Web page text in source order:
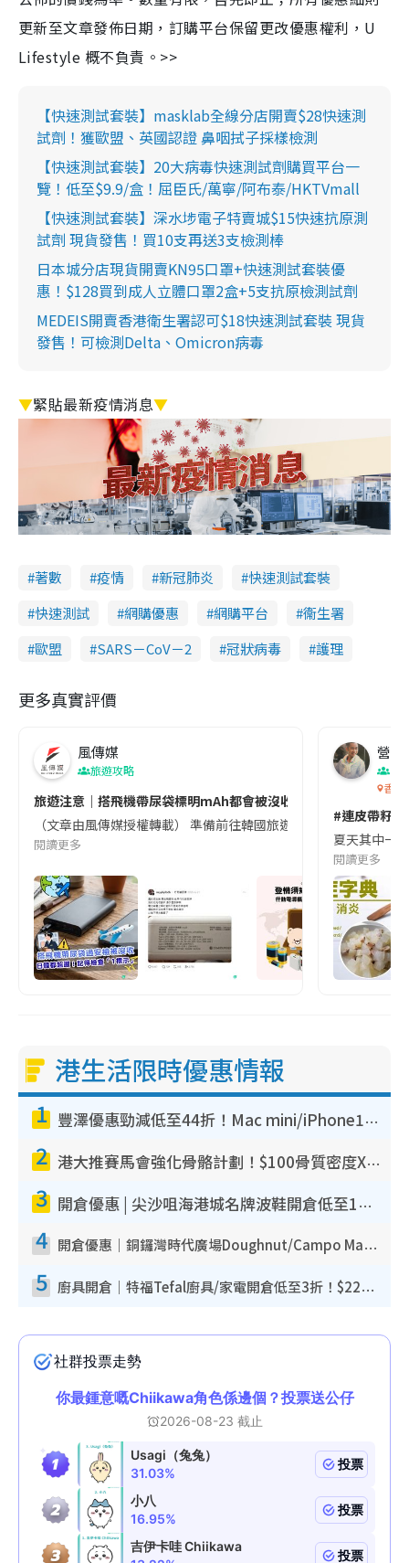
更新至文章發佈日期，訂購平台保留更改優惠權利，U
Lifestyle 概不負責。>>
【快速測試套裝】masklab全線分店開賣$28快速測
試劑！獲歐盟、英國認證 鼻咽拭子採樣檢測
【快速測試套裝】20大病毒快速測試劑購買平台一
覽！低至$9.9/盒！屈臣氏/萬寧/阿布泰/HKTVmall
【快速測試套裝】深水埗電子特賣城$15快速抗原測
試劑 現貨發售！買10支再送3支檢測棒
日本城分店現貨開賣KN95口罩+快速測試套裝優
惠！$128買到成人立體口罩2盒+5支抗原檢測試劑
MEDEIS開賣香港衛生署認可$18快速測試套裝 現貨
發售！可檢測Delta、Omicron病毒
▼緊貼最新疫情消息▼
著數 疫情 新冠肺炎
快速測試套裝
快速測試
網購優惠 網購平台
衞生署
歐盟
SARS－CoV－2 冠狀病毒 護理
更多真實評價
風傳媒
旅遊攻略
旅遊注意｜搭飛機帶尿袋標明mAh都會被沒收😱出發前切記檢查
（文章由風傳媒授權轉載） 準備前往韓國旅遊的民眾，近期要
閱讀更多
營養
香港
#連皮帶籽
夏天其中一
閱讀更多
港生活限時優惠情報
1 豐澤優惠勁減低至44折！Mac mini/iPhone17Pro大減價！廚房家電$220起
2 港大推賽馬會強化骨骼計劃！$100骨質密度X光檢查 完成免費運動訓練送超市禮券！附參加資格
3 開倉優惠 | 尖沙咀海港城名牌波鞋開倉低至1折！On鞋$899起／Joy&Peace鞋履$98起
4 開倉優惠｜銅鑼灣時代廣場Doughnut/Campo Marzio開倉低至1折！背囊、書包、手袋劈價$200起
5 廚具開倉｜特福Tefal廚具/家電開倉低至3折！$220起買平底鍋/炒鑊/湯煲！電飯煲/吸塵機/燙斗$418起